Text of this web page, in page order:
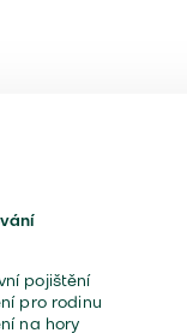
pojištění
pro rodinu
na hory